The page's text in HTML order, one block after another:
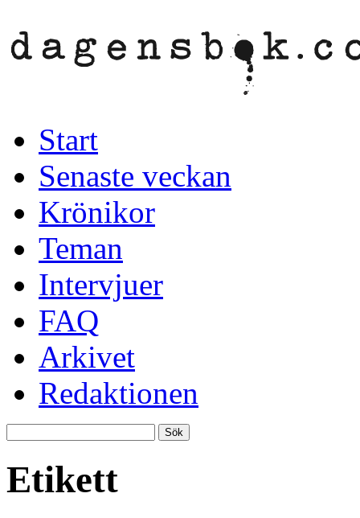
Start
Senaste veckan
Krönikor
Teman
Intervjuer
FAQ
Arkivet
Redaktionen
Etikett